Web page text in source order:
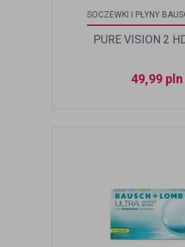
SOCZEWKI I PŁYNY
PURE VISION 2
49,99 pln